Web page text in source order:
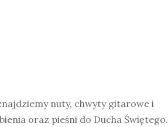
nuty, chwyty gitarowe i
oraz pieśni do Ducha Świętego.